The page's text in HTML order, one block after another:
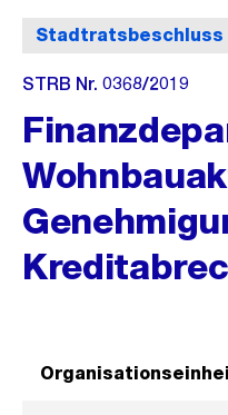
Stadtratsbeschluss
STRB Nr. 0368/2019